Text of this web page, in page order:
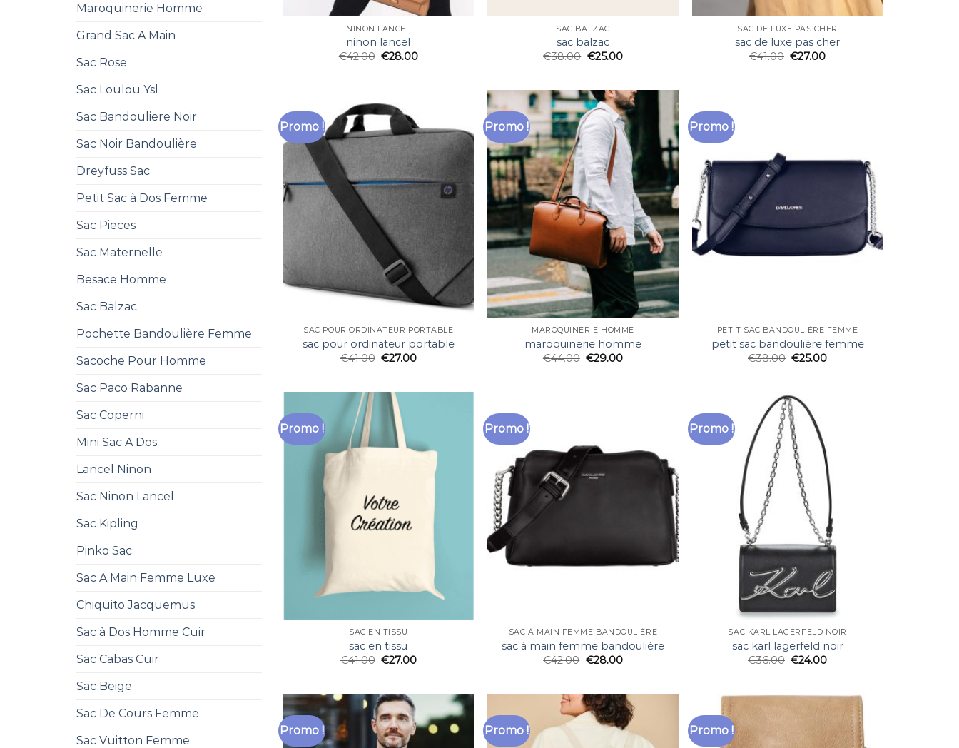
Maroquinerie Homme
Grand Sac A Main
Sac Rose
Sac Loulou Ysl
Sac Bandouliere Noir
Sac Noir Bandoulière
Dreyfuss Sac
Petit Sac à Dos Femme
Sac Pieces
Sac Maternelle
Besace Homme
Sac Balzac
Pochette Bandoulière Femme
Sacoche Pour Homme
Sac Paco Rabanne
Sac Coperni
Mini Sac A Dos
Lancel Ninon
Sac Ninon Lancel
Sac Kipling
Pinko Sac
Sac A Main Femme Luxe
Chiquito Jacquemus
Sac à Dos Homme Cuir
Sac Cabas Cuir
Sac Beige
Sac De Cours Femme
Sac Vuitton Femme
NINON LANCEL
ninon lancel
€42.00 €28.00
SAC BALZAC
sac balzac
€38.00 €25.00
SAC DE LUXE PAS CHER
sac de luxe pas cher
€41.00 €27.00
Promo !
SAC POUR ORDINATEUR PORTABLE
sac pour ordinateur portable
€41.00 €27.00
Promo !
MAROQUINERIE HOMME
maroquinerie homme
€44.00 €29.00
Promo !
PETIT SAC BANDOULIÈRE FEMME
petit sac bandoulière femme
€38.00 €25.00
Promo !
SAC EN TISSU
sac en tissu
€41.00 €27.00
Promo !
SAC À MAIN FEMME BANDOULIÈRE
sac à main femme bandoulière
€42.00 €28.00
Promo !
SAC KARL LAGERFELD NOIR
sac karl lagerfeld noir
€36.00 €24.00
Promo ! Promo ! Promo !